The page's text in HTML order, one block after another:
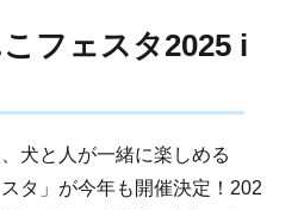
フェスタ2025 i
犬と人が一緒に楽しめる
タ」が今年も開催決定！202